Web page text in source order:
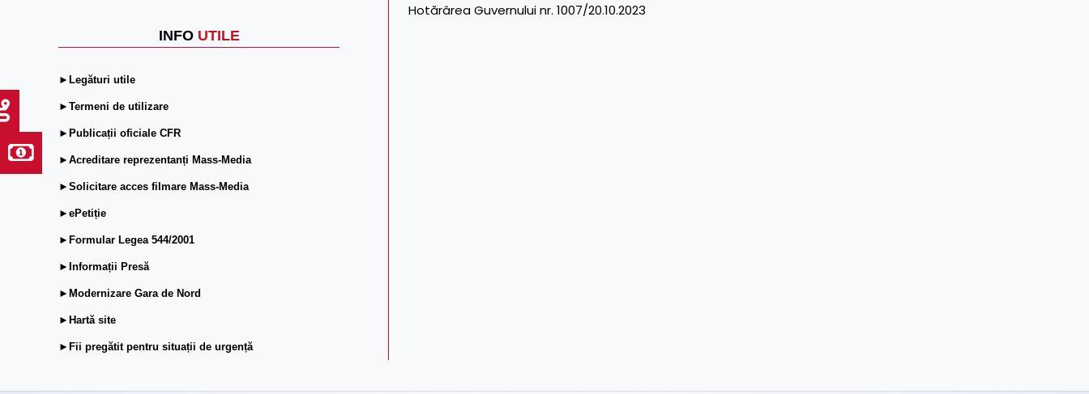
INFO UTILE
►Legături utile
►Termeni de utilizare
►Publicații oficiale CFR
►Acreditare reprezentanți Mass-Media
►Solicitare acces filmare Mass-Media
►ePetiție
►Formular Legea 544/2001
►Informații Presă
►Modernizare Gara de Nord
►Hartă site
►Fii pregătit pentru situații de urgență
Hotărârea Guvernului nr. 1007/20.10.2023